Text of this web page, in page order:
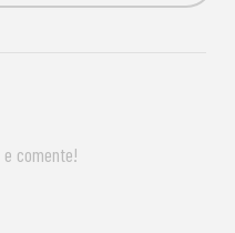
e comente!